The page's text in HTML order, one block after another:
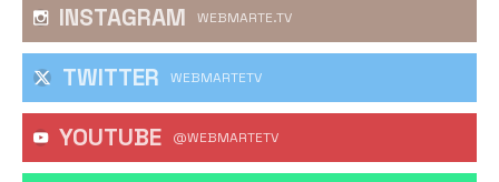
INSTAGRAM WEBMARTE.TV
TWITTER WEBMARTETV
YOUTUBE @WEBMARTETV